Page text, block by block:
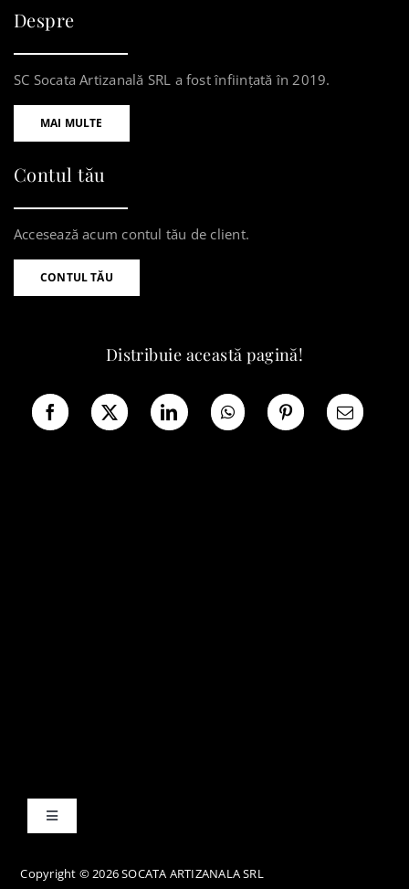
Despre
SC Socata Artizanală SRL a fost înființată în 2019.
MAI MULTE
Contul tău
Accesează acum contul tău de client.
CONTUL TĂU
Distribuie această pagină!
Toggle
Copyright © 2026 SOCATA ARTIZANALA SRL